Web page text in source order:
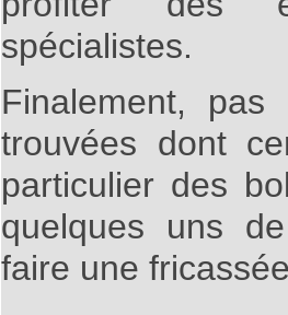
spécialistes.
Finalement, pas
trouvées dont
particulier des
quelques uns
faire une